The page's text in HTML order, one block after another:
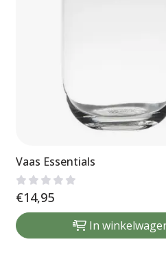
Vaas Essentials
€14,95
In